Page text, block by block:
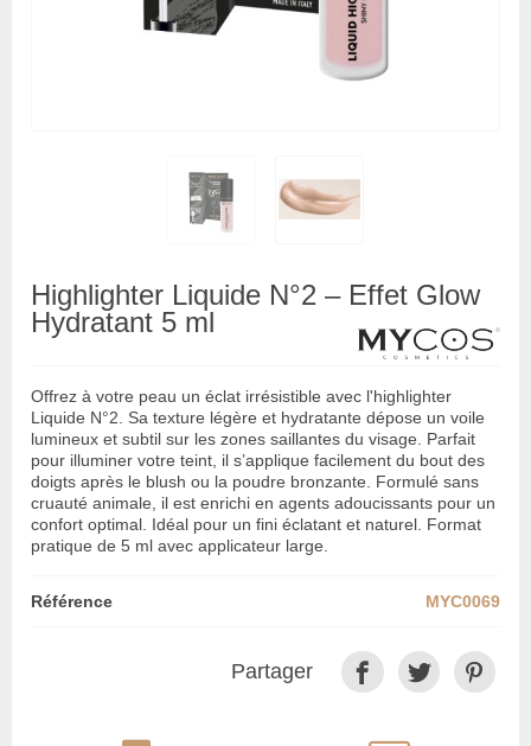
Highlighter Liquide N°2 – Effet Glow
Hydratant 5 ml
Offrez à votre peau un éclat irrésistible avec l'highlighter
Liquide N°2. Sa texture légère et hydratante dépose un voile
lumineux et subtil sur les zones saillantes du visage. Parfait
pour illuminer votre teint, il s’applique facilement du bout des
doigts après le blush ou la poudre bronzante. Formulé sans
cruauté animale, il est enrichi en agents adoucissants pour un
confort optimal. Idéal pour un fini éclatant et naturel. Format
pratique de 5 ml avec applicateur large.
Référence MYC0069
Partager